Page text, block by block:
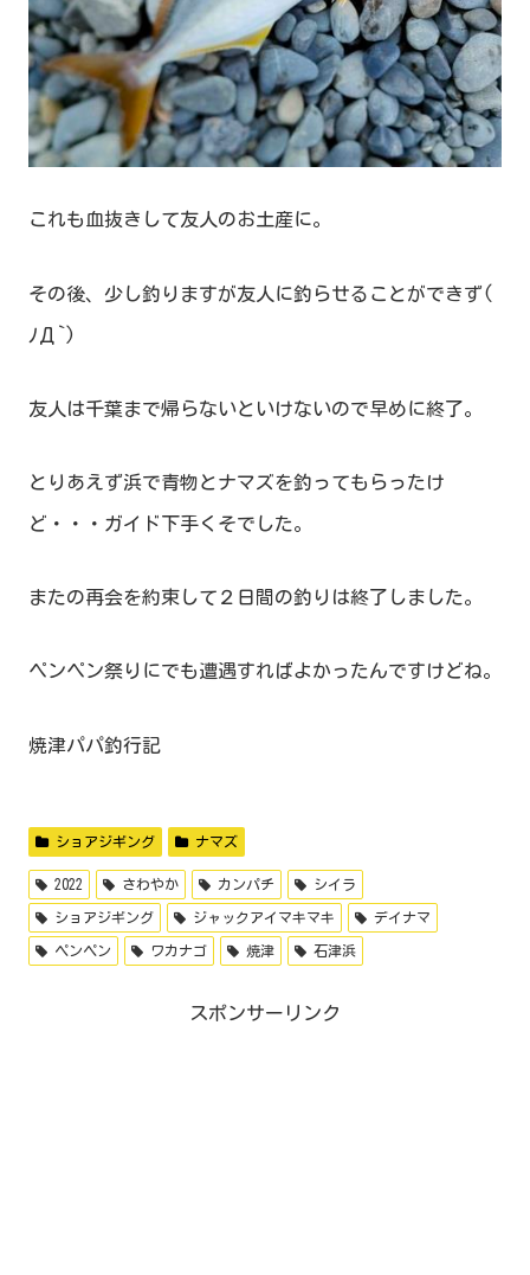
これも血抜きして友人のお土産に。
その後、少し釣りますが友人に釣らせることができず(
ﾉД`)
友人は千葉まで帰らないといけないので早めに終了。
とりあえず浜で青物とナマズを釣ってもらったけ
ど・・・ガイド下手くそでした。
またの再会を約束して２日間の釣りは終了しました。
ペンペン祭りにでも遭遇すればよかったんですけどね。
焼津パパ釣行記
ショアジギング ナマズ
2022 さわやか カンパチ シイラ
ショアジギング ジャックアイマキマキ デイナマ
ペンペン ワカナゴ 焼津 石津浜
スポンサーリンク